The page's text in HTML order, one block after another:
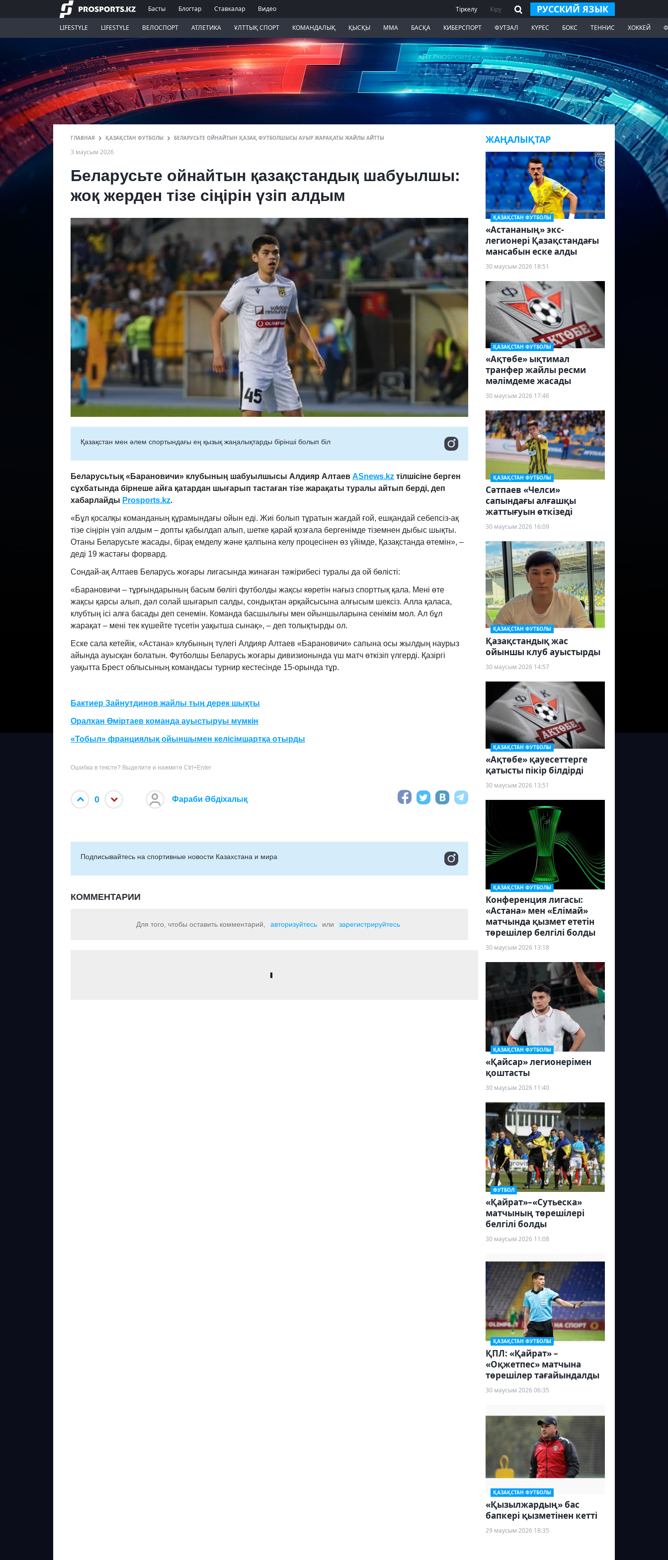
Басты Блогтар Ставкалар Видео Тіркелу Кіру РУССКИЙ ЯЗЫК
LIFESTYLE LIFESTYLE ВЕЛОСПОРТ АТЛЕТИКА ҰЛТТЫҚ СПОРТ КОМАНДАЛЫҚ ҚЫСҚЫ ММА БАСҚА КИБЕРСПОРТ ФУТЗАЛ КҮРЕС БОКС ТЕННИС ХОККЕЙ
ГЛАВНАЯ ҚАЗАҚСТАН ФУТБОЛЫ БЕЛАРУСЬТЕ ОЙНАЙТЫН ҚАЗАҚ ФУТБОЛШЫСЫ АУЫР ЖАРАҚАТЫ ЖАЙЛЫ АЙТТЫ
3 маусым 2026
Беларусьте ойнайтын қазақстандық шабуылшы:
жоқ жерден тізе сіңірін үзіп алдым
Қазақстан мен әлем спортындағы ең қызық жаңалықтарды бірінші болып біл
Беларусьтық «Барановичи» клубының шабуылшысы Алдияр Алтаев ASnews.kz тілшісіне берген
сұхбатында бірнеше айға қатардан шығарып тастаған тізе жарақаты туралы айтып берді, деп
хабарлайды Prosports.kz.
«Бұл қосалқы команданың құрамындағы ойын еді. Жиі болып тұратын жағдай ғой, ешқандай себепсіз-ақ
тізе сіңірін үзіп алдым – допты қабылдап алып, шетке қарай қозғала бергенімде тіземнен дыбыс шықты.
Отаны Беларусьте жасады, бірақ емделу және қалпына келу процесінен өз үйімде, Қазақстанда өтемін», –
деді 19 жастағы форвард.
Сондай-ақ Алтаев Беларусь жоғары лигасында жинаған тәжірибесі туралы да ой бөлісті:
«Барановичи – тұрғындарының басым бөлігі футболды жақсы көретін нағыз спорттық қала. Мені өте
жақсы қарсы алып, дәл солай шығарып салды, сондықтан әрқайсысына алғысым шексіз. Алла қаласа,
клубтың ісі алға басады деп сенемін. Команда басшылығы мен ойыншыларына сенімім мол. Ал бұл
жарақат – мені тек күшейте түсетін уақытша сынақ», – деп толықтырды ол.
Еске сала кетейік, «Астана» клубының түлегі Алдияр Алтаев «Барановичи» сапына осы жылдың наурыз
айында ауысқан болатын. Футболшы Беларусь жоғары дивизионында үш матч өткізіп үлгерді. Қазіргі
уақытта Брест облысының командасы турнир кестесінде 15-орында тұр.
Бактиер Зайнутдинов жайлы тың дерек шықты
Оралхан Өміртаев команда ауыстыруы мүмкін
«Тобыл» франциялық ойыншымен келісімшартқа отырды
Ошибка в тексте? Выделите и нажмите Ctrl+Enter
0 Фараби Әбдіхалық
Подписывайтесь на cпортивные новости Казахстана и мира
КОММЕНТАРИИ
Для того, чтобы оставить комментарий, авторизуйтесь или зарегистрируйтесь
ЖАҢАЛЫҚТАР
ҚАЗАҚСТАН ФУТБОЛЫ
«Астананың» экс-
легионері Қазақстандағы
мансабын еске алды
30 маусым 2026 18:51
ҚАЗАҚСТАН ФУТБОЛЫ
«Ақтөбе» ықтимал
транфер жайлы ресми
мәлімдеме жасады
30 маусым 2026 17:46
ҚАЗАҚСТАН ФУТБОЛЫ
Сәтпаев «Челси»
сапындағы алғашқы
жаттығуын өткізеді
30 маусым 2026 16:09
ҚАЗАҚСТАН ФУТБОЛЫ
Қазақстандық жас
ойыншы клуб ауыстырды
30 маусым 2026 14:57
ҚАЗАҚСТАН ФУТБОЛЫ
«Ақтөбе» қауесеттерге
қатысты пікір білдірді
30 маусым 2026 13:51
ҚАЗАҚСТАН ФУТБОЛЫ
Конференция лигасы:
«Астана» мен «Елімай»
матчында қызмет ететін
төрешілер белгілі болды
30 маусым 2026 13:18
ҚАЗАҚСТАН ФУТБОЛЫ
«Қайсар» легионерімен
қоштасты
30 маусым 2026 11:40
ФУТБОЛ
«Қайрат»–«Сутьеска»
матчының төрешілері
белгілі болды
30 маусым 2026 11:08
ҚАЗАҚСТАН ФУТБОЛЫ
ҚПЛ: «Қайрат» –
«Оқжетпес» матчына
төрешілер тағайындалды
30 маусым 2026 06:35
ҚАЗАҚСТАН ФУТБОЛЫ
«Қызылжардың» бас
бапкері қызметінен кетті
29 маусым 2026 18:35